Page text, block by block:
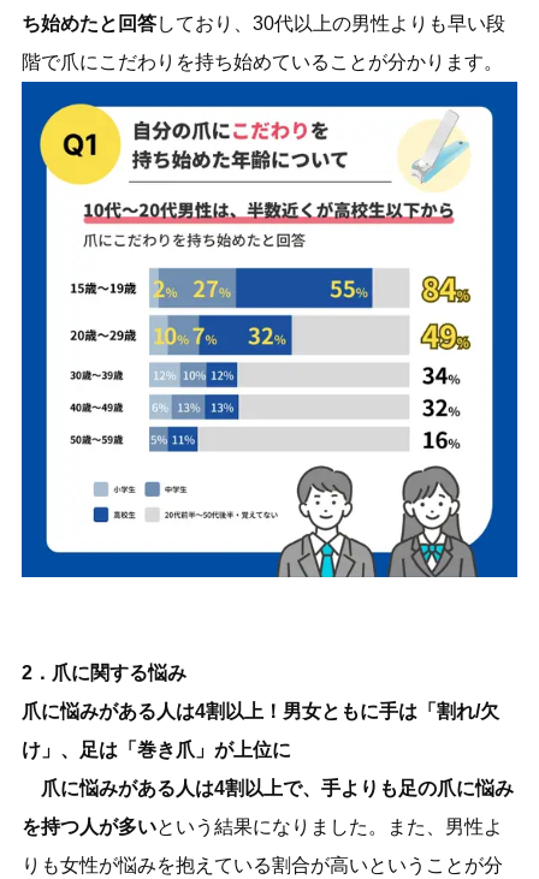
ち始めたと回答しており、30代以上の男性よりも早い段
階で爪にこだわりを持ち始めていることが分かります。
2．爪に関する悩み
爪に悩みがある人は4割以上！男女ともに手は「割れ/欠
け」、足は「巻き爪」が上位に
爪に悩みがある人は4割以上で、手よりも足の爪に悩み
を持つ人が多いという結果になりました。また、男性よ
りも女性が悩みを抱えている割合が高いということが分